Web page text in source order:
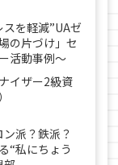
を軽減”UAゼ
の片づけ」セ
活動事例〜
イザー2級資
ン派？鉄派？
“私にちょう